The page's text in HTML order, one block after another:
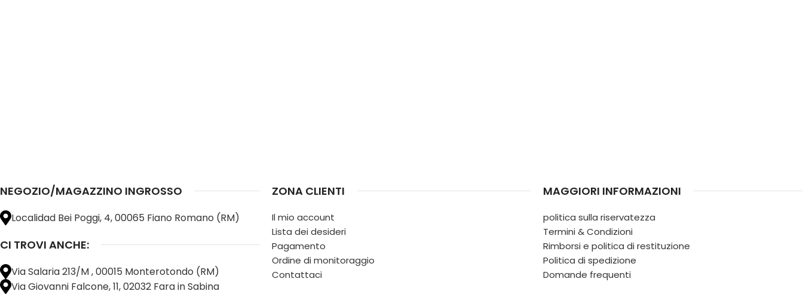
NEGOZIO/MAGAZZINO INGROSSO
Localidad Bei Poggi, 4, 00065 Fiano Romano (RM)
CI TROVI ANCHE:
Via Salaria 213/M , 00015 Monterotondo (RM)
Via Giovanni Falcone, 11, 02032 Fara in Sabina
ZONA CLIENTI
Il mio account
Lista dei desideri
Pagamento
Ordine di monitoraggio
Contattaci
MAGGIORI INFORMAZIONI
politica sulla riservatezza
Termini & Condizioni
Rimborsi e politica di restituzione
Politica di spedizione
Domande frequenti